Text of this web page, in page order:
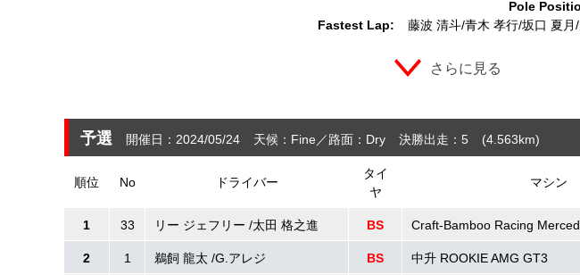
Pole
Fastest Lap:
藤波 清斗 青木 孝行 坂口 夏月
さらに見る
予選 開催日：2024/05/24 天候：Fine 路面：Dry 決勝出走：5 (4.563km)
順位 No ドライバー
タイ
ヤ
マシン
1 33 リー ジェフリー /太田 格之進 BS Craft-Bamboo Racing
2 1 鵜飼 龍太 /G.アレジ BS 中升 ROOKIE AMG GT3